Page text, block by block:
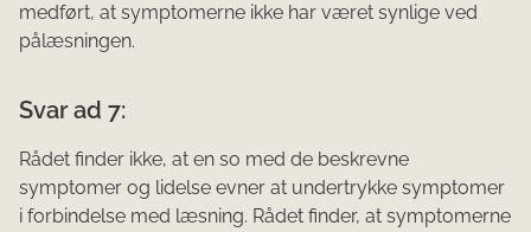
medført, at symptomerne ikke har været synlige ved
pålæsningen.
Svar ad 7:
Rådet finder ikke, at en so med de beskrevne
symptomer og lidelse evner at undertrykke symptomer
i forbindelse med læsning. Rådet finder, at symptomerne